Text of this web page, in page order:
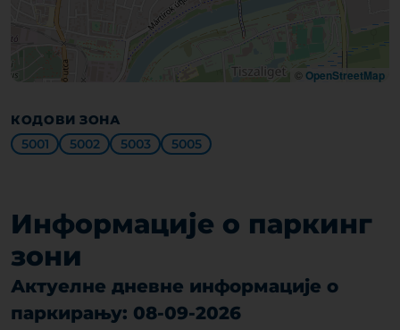
© OpenStreetMap
КОДОВИ ЗОНА
5001
5002 5003 5005
Информације о паркинг
зони
Актуелне дневне информације о
паркирању: 08-09-2026